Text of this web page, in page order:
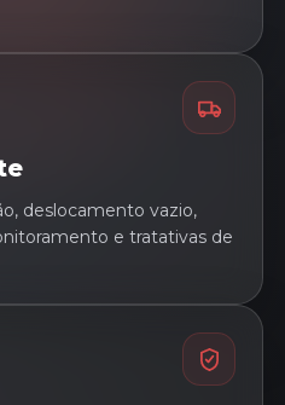
deslocamento vazio,
e tratativas de